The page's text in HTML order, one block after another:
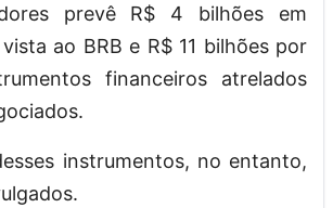
prevê R$ 4 bilhões em
ao BRB e R$ 11 bilhões por
financeiros atrelados
instrumentos, no entanto,